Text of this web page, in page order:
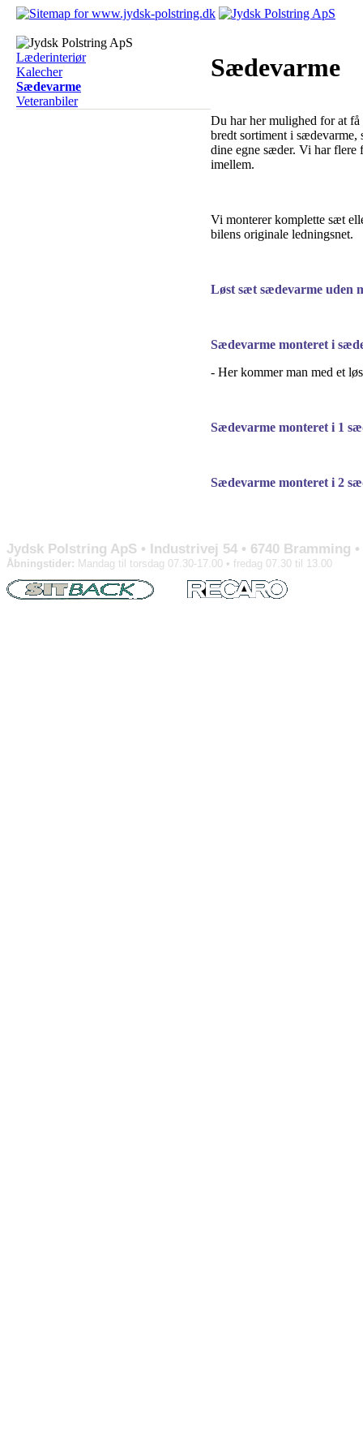
Læderinteriør
Kalecher
Sædevarme
Veteranbiler
Sædevarme
Du har her mulighed for at
bredt sortiment i sædevarme,
dine egne sæder. Vi har flere
imellem.
Vi monterer komplette sæt
bilens originale ledningsnet.
Løst sæt sædevarme uden
Sædevarme monteret i
- Her kommer man med et
Sædevarme monteret i 1
Sædevarme monteret i 2
Jydsk Polstring ApS • Industrivej 54 • 6740 Bramming
Åbningstider: Mandag til torsdag 07.30-17.00 • fredag 07.30 til 13.00